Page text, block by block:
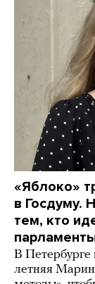
«Яблоко»
в Госдуму.
тем, кто
В Петербурге
летняя